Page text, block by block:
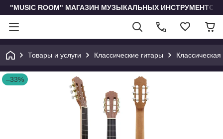
"MUSIC ROOM" МАГАЗИН МУЗЫКАЛЬНЫХ
Товары и услуги Классические гитары
–33%